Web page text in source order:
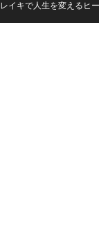
レイキで人生を変えるヒ